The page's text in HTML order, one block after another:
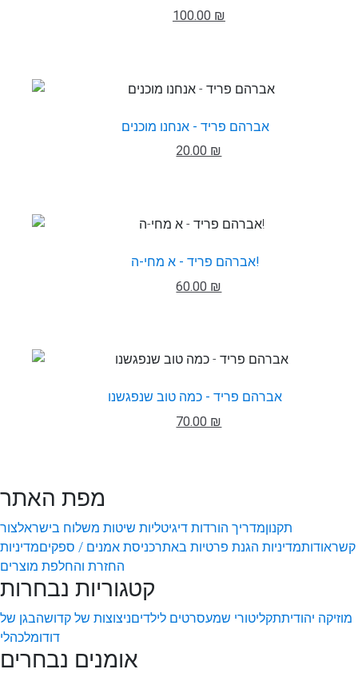
100.00 ₪
אברהם פריד - אנחנו מוכנים
20.00 ₪
אברהם פריד - א מחי-ה!
60.00 ₪
אברהם פריד - כמה טוב שנפגשנו
70.00 ₪
מפת האתר
תקנוןמדריך הורדות דיגיטליות שיטות משלוח בישראלצור
קשראודותמדיניות הגנת פרטיות באתרכניסת אמנים / ספקיםמדיניות
החזרת והחלפת מוצרים
קטגוריות נבחרות
מוזיקה יהודיתתקליטורי שמעסרטים לילדיםניצוצות של קדושהבגן של
דודומלכהלי
אומנים נבחרים